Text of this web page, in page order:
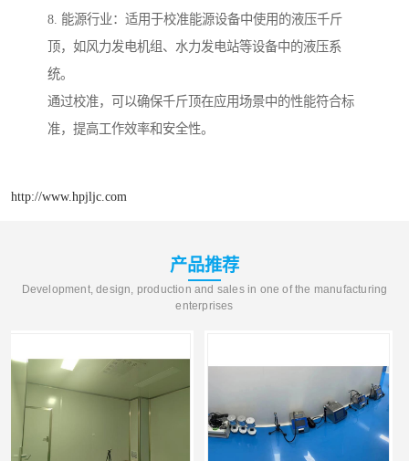
8. 能源行业：适用于校准能源设备中使用的液压千斤
顶，如风力发电机组、水力发电站等设备中的液压系
统。
通过校准，可以确保千斤顶在应用场景中的性能符合标
准，提高工作效率和安全性。
http://www.hpjljc.com
产品推荐
Development, design, production and sales in one of the manufacturing
enterprises